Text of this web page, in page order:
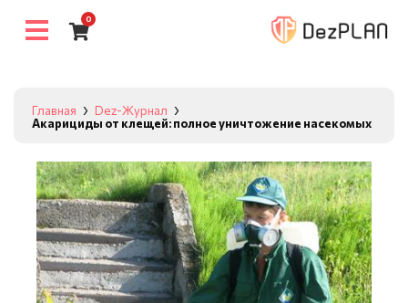
0
Главная
Dez-Журнал
Акарициды от клещей: полное уничтожение насекомых